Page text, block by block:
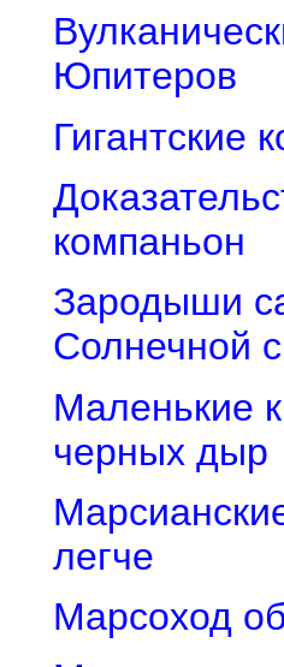
Юпитеров
Гигантские
компаньон
Зародыши
Солнечной
Маленькие
черных дыр
легче
Марсоход